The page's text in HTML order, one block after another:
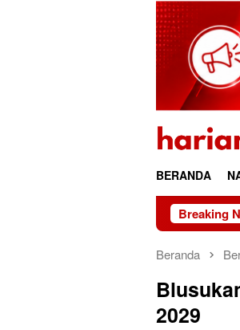
BERANDA
Breaking
Riau 69
Beranda
2029